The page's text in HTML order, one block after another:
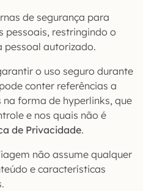
de segurança para
pessoais, restringindo o
pessoal autorizado.
o uso seguro durante
conter referências a
forma de hyperlinks, que
e nos quais não é
de Privacidade.
não assume qualquer
e características